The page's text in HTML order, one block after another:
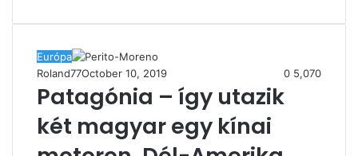
Európa
Roland77October 10, 2019 0 5,070
Patagónia – így utazik
két magyar egy kínai